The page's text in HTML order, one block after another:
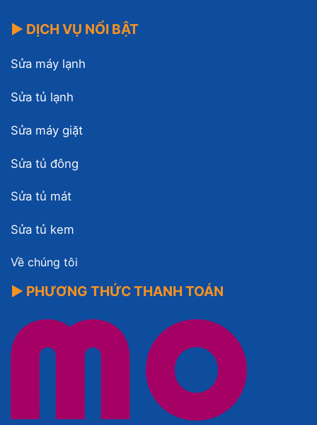
▶ DỊCH VỤ NỔI BẬT
Sửa máy lạnh
Sửa tủ lạnh
Sửa máy giặt
Sửa tủ đông
Sửa tủ mát
Sửa tủ kem
Về chúng tôi
▶ PHƯƠNG THỨC THANH TOÁN